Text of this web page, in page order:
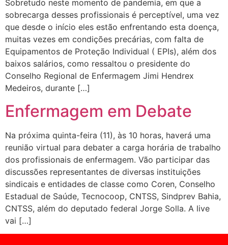
Sobretudo neste momento de pandemia, em que a
sobrecarga desses profissionais é perceptível, uma vez
que desde o início eles estão enfrentando esta doença,
muitas vezes em condições precárias, com falta de
Equipamentos de Proteção Individual ( EPIs), além dos
baixos salários, como ressaltou o presidente do
Conselho Regional de Enfermagem Jimi Hendrex
Medeiros, durante […]
Enfermagem em Debate
Na próxima quinta-feira (11), às 10 horas, haverá uma
reunião virtual para debater a carga horária de trabalho
dos profissionais de enfermagem. Vão participar das
discussões representantes de diversas instituições
sindicais e entidades de classe como Coren, Conselho
Estadual de Saúde, Tecnocoop, CNTSS, Sindprev Bahia,
CNTSS, além do deputado federal Jorge Solla. A live
vai […]